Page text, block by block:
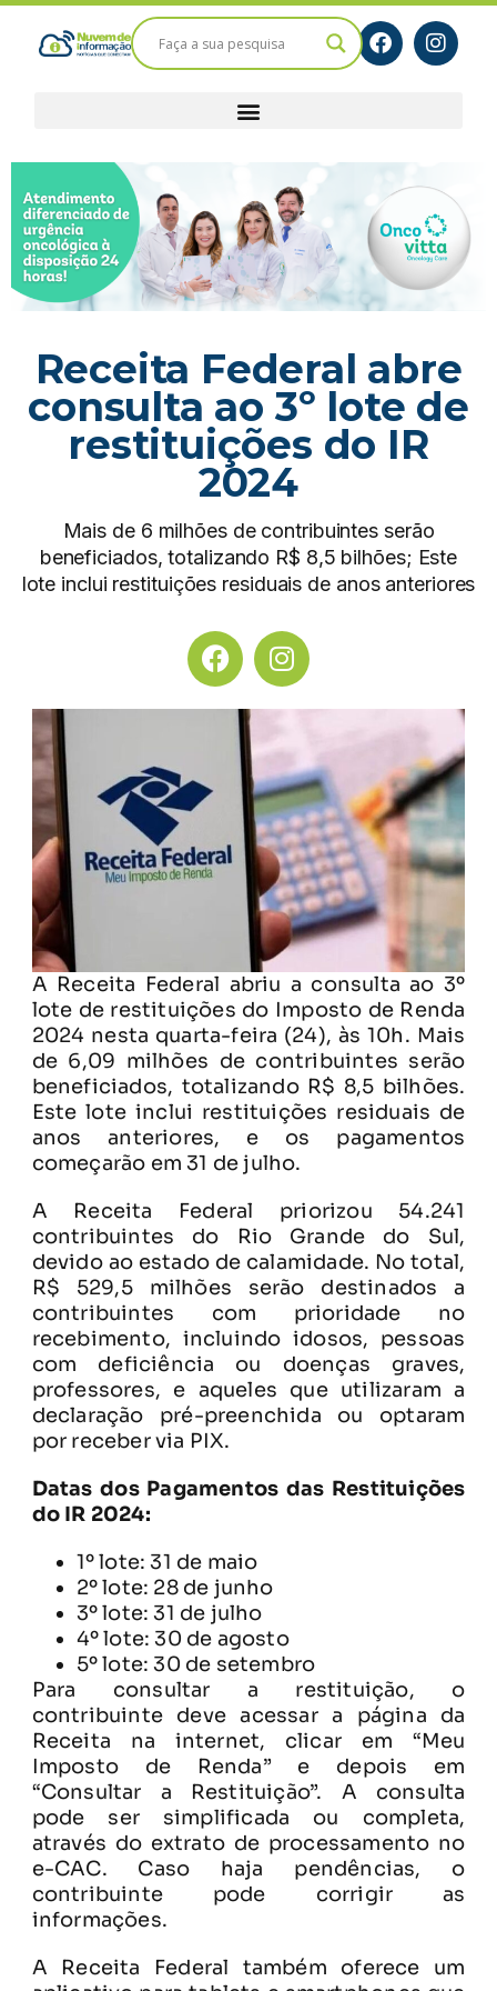
Receita Federal abre
consulta ao 3º lote de
restituições do IR
2024
Mais de 6 milhões de contribuintes serão
beneficiados, totalizando R$ 8,5 bilhões; Este
lote inclui restituições residuais de anos anteriores
A Receita Federal abriu a consulta ao 3º
lote de restituições do Imposto de Renda
2024 nesta quarta-feira (24), às 10h. Mais
de 6,09 milhões de contribuintes serão
beneficiados, totalizando R$ 8,5 bilhões.
Este lote inclui restituições residuais de
anos anteriores, e os pagamentos
começarão em 31 de julho.
A Receita Federal priorizou 54.241
contribuintes do Rio Grande do Sul,
devido ao estado de calamidade. No total,
R$ 529,5 milhões serão destinados a
contribuintes com prioridade no
recebimento, incluindo idosos, pessoas
com deficiência ou doenças graves,
professores, e aqueles que utilizaram a
declaração pré-preenchida ou optaram
por receber via PIX.
Datas dos Pagamentos das Restituições
do IR 2024:
1º lote: 31 de maio
2º lote: 28 de junho
3º lote: 31 de julho
4º lote: 30 de agosto
5º lote: 30 de setembro
Para consultar a restituição, o
contribuinte deve acessar a página da
Receita na internet, clicar em “Meu
Imposto de Renda” e depois em
“Consultar a Restituição”. A consulta
pode ser simplificada ou completa,
através do extrato de processamento no
e-CAC. Caso haja pendências, o
contribuinte pode corrigir as
informações.
A Receita Federal também oferece um